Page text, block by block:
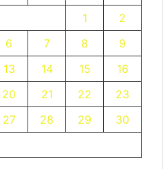
1
2
6 7 8
9
13 14 15
16
20 21 22
23
27 28 29
30